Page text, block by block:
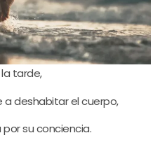
tarde,
deshabitar el cuerpo,
su conciencia.